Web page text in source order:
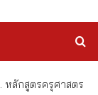
หลักสูตรครุศาสตร